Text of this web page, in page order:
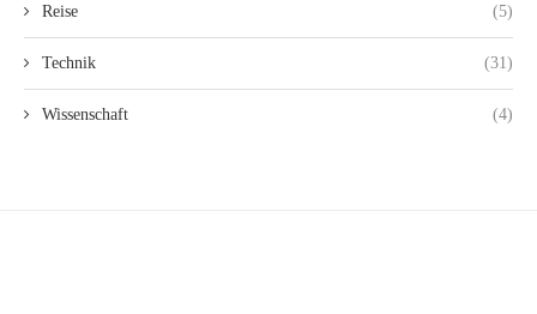
Reise (5)
Technik (31)
Wissenschaft (4)